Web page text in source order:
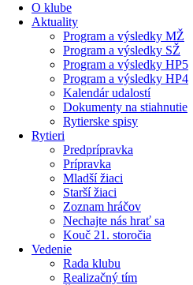
O klube
Aktuality
Program a výsledky MŽ
Program a výsledky SŽ
Program a výsledky HP5
Program a výsledky HP4
Kalendár udalostí
Dokumenty na stiahnutie
Rytierske spisy
Rytieri
Predprípravka
Prípravka
Mladší žiaci
Starší žiaci
Zoznam hráčov
Nechajte nás hrať sa
Kouč 21. storočia
Vedenie
Rada klubu
Realizačný tím